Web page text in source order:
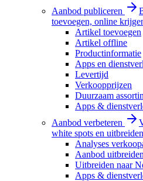
Aanbod publiceren
toevoegen, online
Artikel toevoegen
Artikel offline
Productinformatie
Apps en
Levertijd
Verkoopprijzen
Duurzaam
Apps &
Aanbod verbeteren
white spots en
Analyses
Aanbod uitbreiden
Uitbreiden naar
Apps &